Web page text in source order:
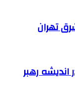
تهران
اندیشه رهبر